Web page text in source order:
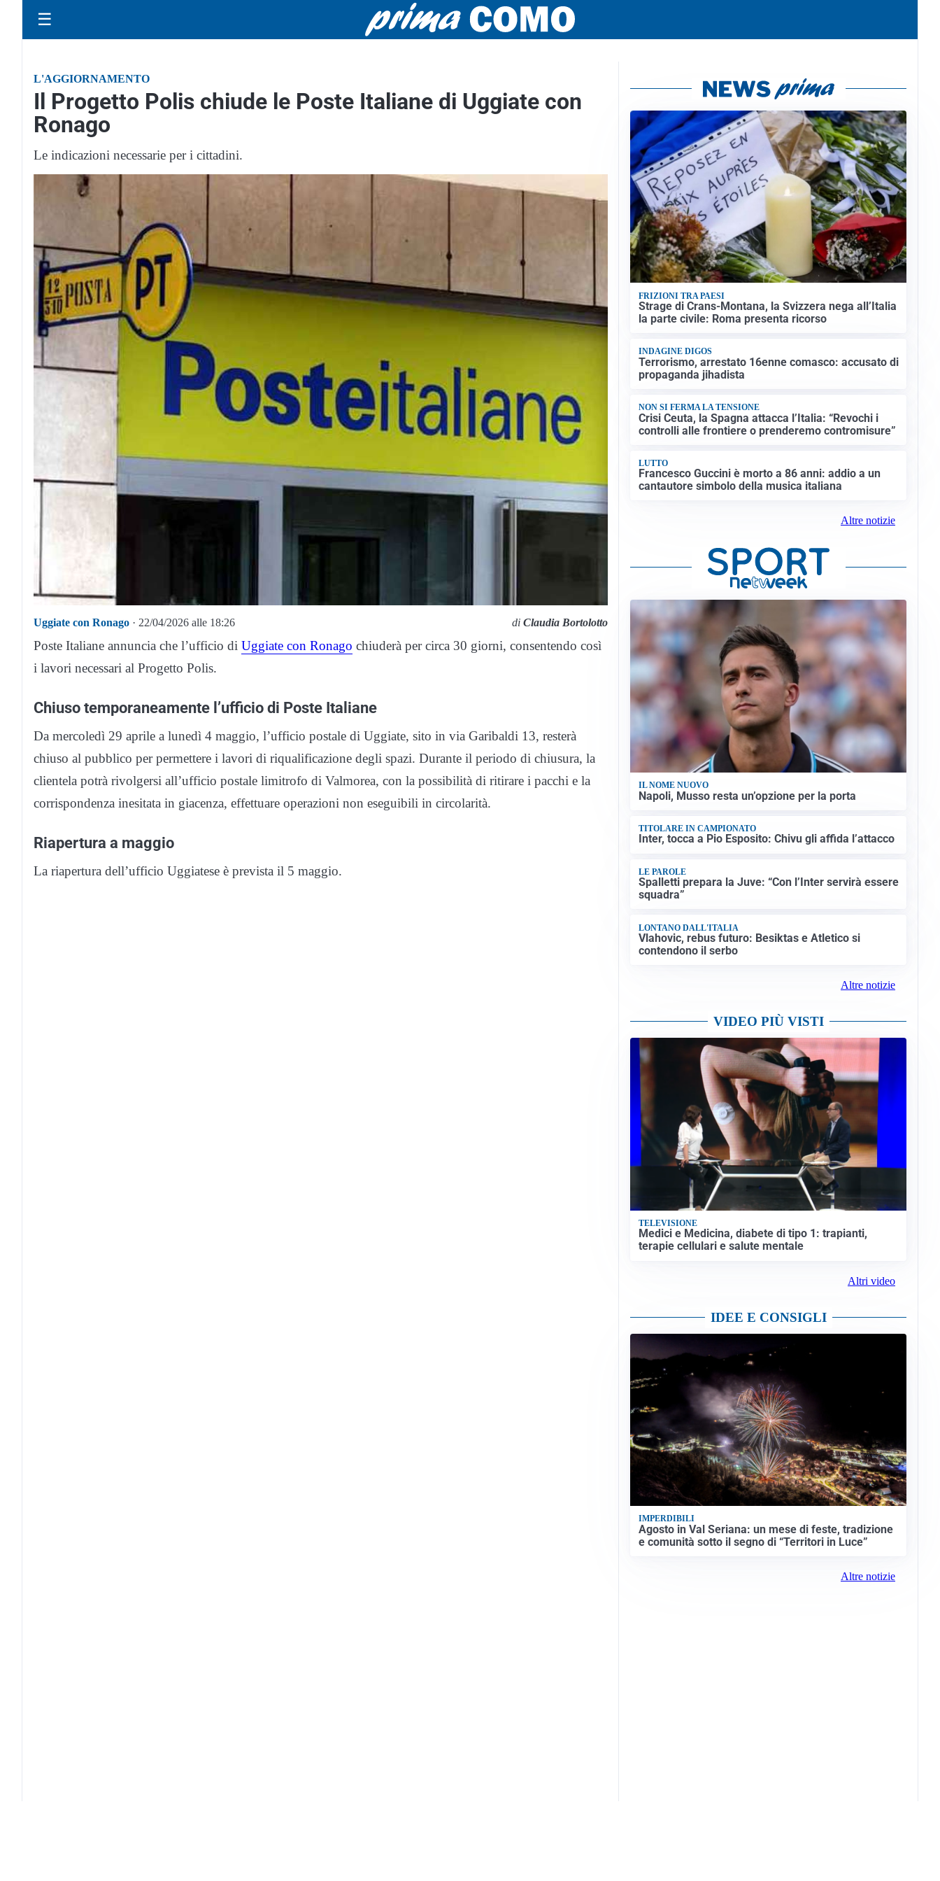
☰
L'AGGIORNAMENTO
Il Progetto Polis chiude le Poste Italiane di Uggiate con
Ronago
Le indicazioni necessarie per i cittadini.
Uggiate con Ronago · 22/04/2026 alle 18:26 diClaudia Bortolotto
Poste Italiane annuncia che l’ufficio di Uggiate con Ronago chiuderà per circa 30 giorni, consentendo così
i lavori necessari al Progetto Polis.
Chiuso temporaneamente l’ufficio di Poste Italiane
Da mercoledì 29 aprile a lunedì 4 maggio, l’ufficio postale di Uggiate, sito in via Garibaldi 13, resterà
chiuso al pubblico per permettere i lavori di riqualificazione degli spazi. Durante il periodo di chiusura, la
clientela potrà rivolgersi all’ufficio postale limitrofo di Valmorea, con la possibilità di ritirare i pacchi e la
corrispondenza inesitata in giacenza, effettuare operazioni non eseguibili in circolarità.
Riapertura a maggio
La riapertura dell’ufficio Uggiatese è prevista il 5 maggio.
FRIZIONI TRA PAESI
Strage di Crans-Montana, la Svizzera nega all’Italia
la parte civile: Roma presenta ricorso
INDAGINE DIGOS
Terrorismo, arrestato 16enne comasco: accusato di
propaganda jihadista
NON SI FERMA LA TENSIONE
Crisi Ceuta, la Spagna attacca l’Italia: “Revochi i
controlli alle frontiere o prenderemo contromisure”
LUTTO
Francesco Guccini è morto a 86 anni: addio a un
cantautore simbolo della musica italiana
Altre notizie
IL NOME NUOVO
Napoli, Musso resta un’opzione per la porta
TITOLARE IN CAMPIONATO
Inter, tocca a Pio Esposito: Chivu gli affida l’attacco
LE PAROLE
Spalletti prepara la Juve: “Con l’Inter servirà essere
squadra”
LONTANO DALL'ITALIA
Vlahovic, rebus futuro: Besiktas e Atletico si
contendono il serbo
Altre notizie
VIDEO PIÙ VISTI
TELEVISIONE
Medici e Medicina, diabete di tipo 1: trapianti,
terapie cellulari e salute mentale
Altri video
IDEE E CONSIGLI
IMPERDIBILI
Agosto in Val Seriana: un mese di feste, tradizione
e comunità sotto il segno di “Territori in Luce”
Altre notizie